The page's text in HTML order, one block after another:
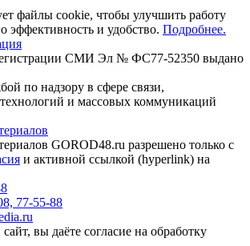
файлы cookie, чтобы улучшить работу
эффективность и удобство. Подробнее.
СМИ Эл № ФС77-52350 выдано
по надзору в сфере связи,
и массовых коммуникаций
GOROD48.ru разрешено только с
и активной ссылкой (hyperlink) на
77-55-88
вы даёте согласие на обработку